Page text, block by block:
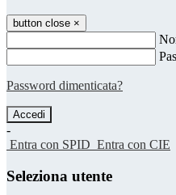
button close ×
Password dimenticata?
-
Entra con SPID Entra con CIE
Seleziona utente